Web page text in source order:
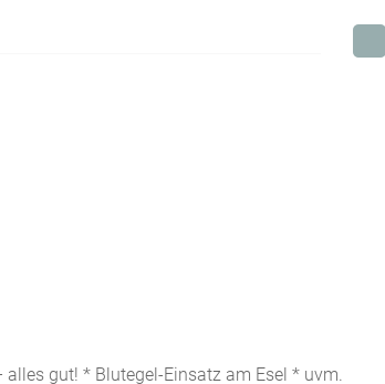
gut! * Blutegel-Einsatz am Esel * uvm.